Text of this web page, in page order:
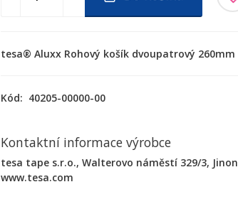
tesa® Aluxx Rohový košík dvoupatrový 260mm
Kód: 40205-00000-00
Kontaktní informace výrobce
tesa tape s.r.o., Walterovo náměstí 329/3,
www.tesa.com